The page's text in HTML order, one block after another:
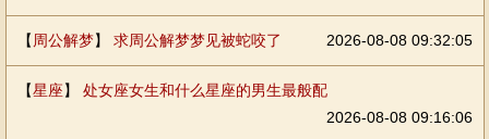
【 周公解梦】 求周公解梦梦见被蛇咬了 2026-08-08 09:32:05
【星座】 处女座女生和什么星座的男生最般配
2026-08-08 09:16:06